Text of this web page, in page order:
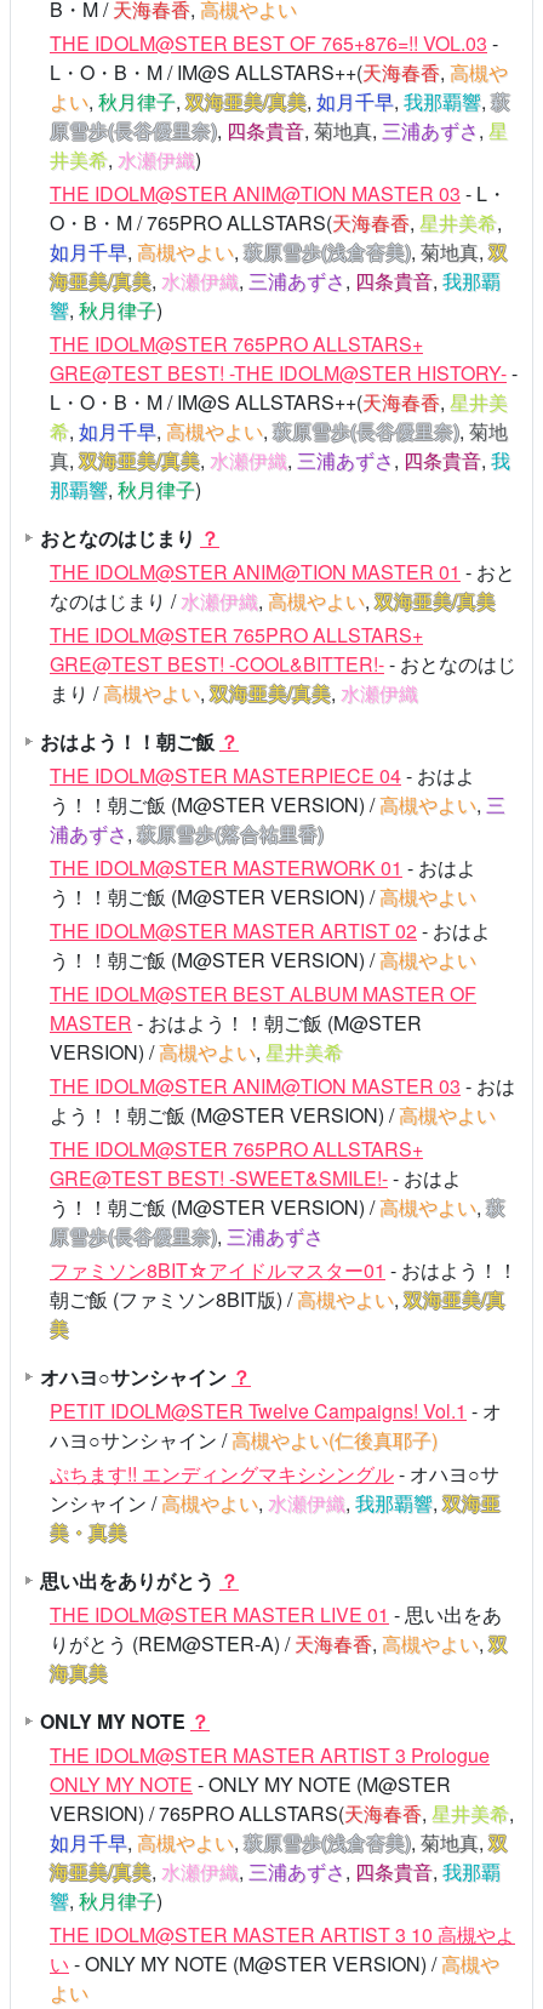
B・M /天海春香, 高槻やよい
THE IDOLM@STER BEST OF 765+876=!! VOL.03 -
L・O・B・M / IM@S ALLSTARS++(天海春香, 高槻や
よい, 秋月律子,双海亜美/真美, 如月千早, 我那覇響,萩
原雪歩(長谷優里奈), 四条貴音, 菊地真, 三浦あずさ, 星
井美希, 水瀬伊織)
THE IDOLM@STER ANIM@TION MASTER 03 - L・
O・B・M / 765PRO ALLSTARS(天海春香, 星井美希,
如月千早, 高槻やよい,萩原雪歩(浅倉杏美), 菊地真,双
海亜美/真美, 水瀬伊織, 三浦あずさ, 四条貴音, 我那覇
響, 秋月律子)
THE IDOLM@STER 765PRO ALLSTARS+
GRE@TEST BEST! -THE IDOLM@STER HISTORY--
L・O・B・M / IM@S ALLSTARS++(天海春香, 星井美
希, 如月千早, 高槻やよい,萩原雪歩(長谷優里奈), 菊地
真,双海亜美/真美, 水瀬伊織, 三浦あずさ, 四条貴音, 我
那覇響, 秋月律子)
おとなのはじまり ？
THE IDOLM@STER ANIM@TION MASTER 01 - おと
なのはじまり /水瀬伊織, 高槻やよい,双海亜美/真美
THE IDOLM@STER 765PRO ALLSTARS+
GRE@TEST BEST! -COOL&BITTER!-- おとなのはじ
まり /高槻やよい,双海亜美/真美, 水瀬伊織
おはよう！！朝ご飯 ？
THE IDOLM@STER MASTERPIECE 04- おはよ
う！！朝ご飯 (M@STER VERSION) /高槻やよい, 三
浦あずさ,萩原雪歩(落合祐里香)
THE IDOLM@STER MASTERWORK 01 - おはよ
う！！朝ご飯 (M@STER VERSION) /高槻やよい
THE IDOLM@STER MASTER ARTIST 02- おはよ
う！！朝ご飯 (M@STER VERSION) /高槻やよい
THE IDOLM@STER BEST ALBUM MASTER OF
MASTER - おはよう！！朝ご飯 (M@STER
VERSION) /高槻やよい, 星井美希
THE IDOLM@STER ANIM@TION MASTER 03 - おは
よう！！朝ご飯 (M@STER VERSION) /高槻やよい
THE IDOLM@STER 765PRO ALLSTARS+
GRE@TEST BEST! -SWEET&SMILE!-- おはよ
う！！朝ご飯 (M@STER VERSION) /高槻やよい,萩
原雪歩(長谷優里奈), 三浦あずさ
ファミソン8BIT☆アイドルマスター01 - おはよう！！
朝ご飯 (ファミソン8BIT版) /高槻やよい,双海亜美/真
美
オハヨ○サンシャイン ？
PETIT IDOLM@STER Twelve Campaigns! Vol.1 - オ
ハヨ○サンシャイン /高槻やよい(仁後真耶子)
ぷちます!! エンディングマキシシングル- オハヨ○サ
ンシャイン /高槻やよい, 水瀬伊織, 我那覇響,双海亜
美・真美
思い出をありがとう ？
THE IDOLM@STER MASTER LIVE 01 - 思い出をあ
りがとう (REM@STER-A) /天海春香, 高槻やよい,双
海真美
ONLY MY NOTE ？
THE IDOLM@STER MASTER ARTIST 3 Prologue
ONLY MY NOTE - ONLY MY NOTE (M@STER
VERSION) / 765PRO ALLSTARS(天海春香, 星井美希,
如月千早, 高槻やよい,萩原雪歩(浅倉杏美), 菊地真,双
海亜美/真美, 水瀬伊織, 三浦あずさ, 四条貴音, 我那覇
響, 秋月律子)
THE IDOLM@STER MASTER ARTIST 3 10 高槻やよ
い - ONLY MY NOTE (M@STER VERSION) /高槻や
よい